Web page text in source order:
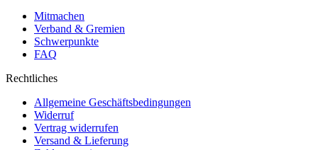
Mitmachen
Verband & Gremien
Schwerpunkte
FAQ
Rechtliches
Allgemeine Geschäftsbedingungen
Widerruf
Vertrag widerrufen
Versand & Lieferung